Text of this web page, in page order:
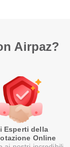
Airpaz?
Esperti della
Online